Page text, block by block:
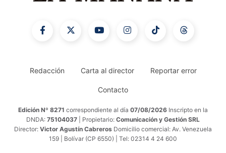
Redacción Carta al director Reportar error
Contacto
Edición Nº 8271 correspondiente al día 07/08/2026 Inscripto en la
DNDA: 75104037 | Propietario: Comunicación y Gestión SRL
Director: Victor Agustín Cabreros Domicilio comercial: Av. Venezuela
159 | Bolívar (CP 6550) | Tel: 02314 4 24 600